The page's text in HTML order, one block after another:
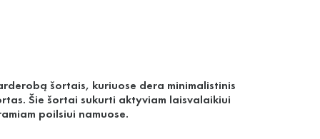
šortais, kuriuose dera minimalistinis
Šie šortai sukurti aktyviam laisvalaikiui
poilsiui namuose.